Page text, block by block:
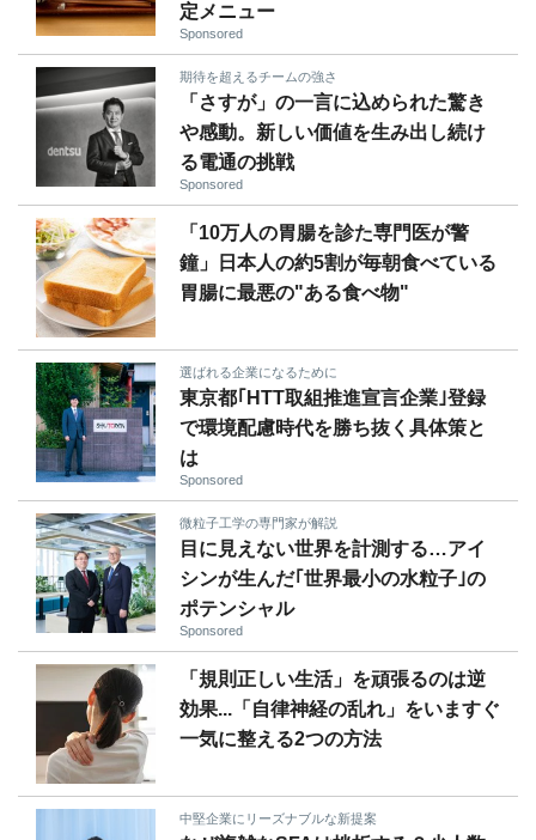
定メニュー
Sponsored
期待を超えるチームの強さ
「さすが」の一言に込められた驚き
や感動。新しい価値を生み出し続け
る電通の挑戦
Sponsored
「10万人の胃腸を診た専門医が警
鐘」日本人の約5割が毎朝食べている
胃腸に最悪の"ある食べ物"
選ばれる企業になるために
東京都｢HTT取組推進宣言企業｣登録
で環境配慮時代を勝ち抜く具体策と
は
Sponsored
微粒子工学の専門家が解説
目に見えない世界を計測する…アイ
シンが生んだ｢世界最小の水粒子｣の
ポテンシャル
Sponsored
「規則正しい生活」を頑張るのは逆
効果...「自律神経の乱れ」をいますぐ
一気に整える2つの方法
中堅企業にリーズナブルな新提案